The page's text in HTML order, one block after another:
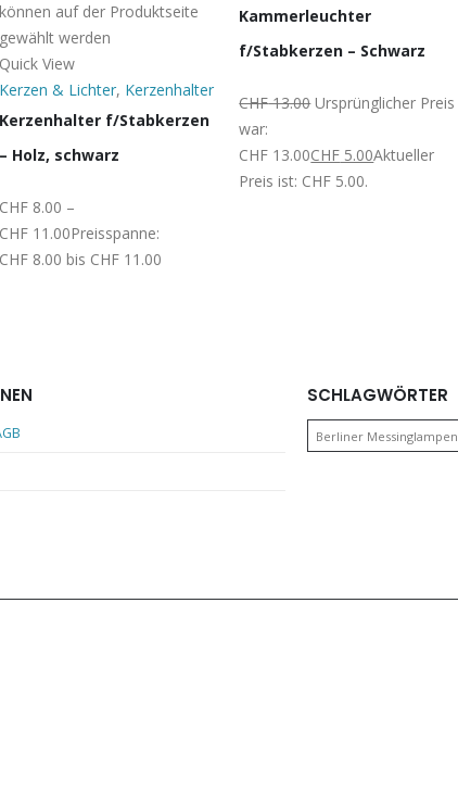
können auf der Produktseite
gewählt werden
Quick View
Kerzen & Lichter, Kerzenhalter
Kerzenhalter f/Stabkerzen
– Holz, schwarz
CHF8.00 –
CHF11.00Preisspanne:
CHF 8.00 bis CHF 11.00
Kammerleuchter
f/Stabkerzen – Schwarz
CHF13.00 Ursprünglicher Preis
war:
CHF 13.00CHF 5.00Aktueller
Preis ist: CHF 5.00.
SCHLAGWÖRTER
Berliner Messinglampen